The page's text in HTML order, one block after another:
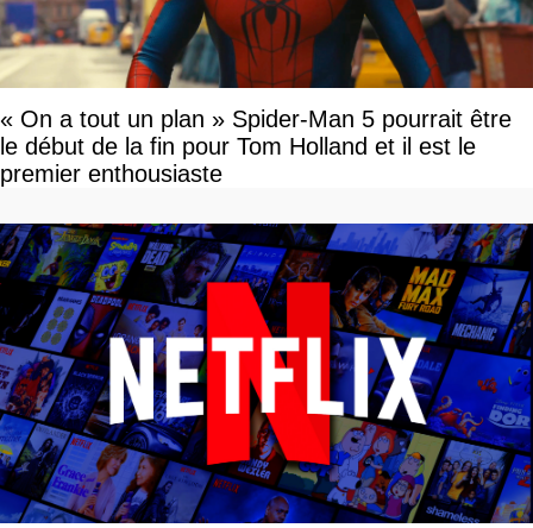
« On a tout un plan » Spider-Man 5 pourrait être
le début de la fin pour Tom Holland et il est le
premier enthousiaste